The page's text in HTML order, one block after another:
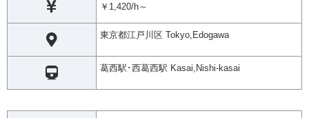
￥1,420/h～
東京都江戸川区 Tokyo,Edogawa
葛西駅･西葛西駅 Kasai,Nishi-kasai